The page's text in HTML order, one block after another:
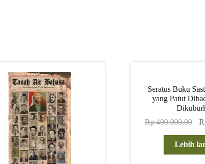
Seratus Buku
yang Patut
Rp400.000,00
Lebih